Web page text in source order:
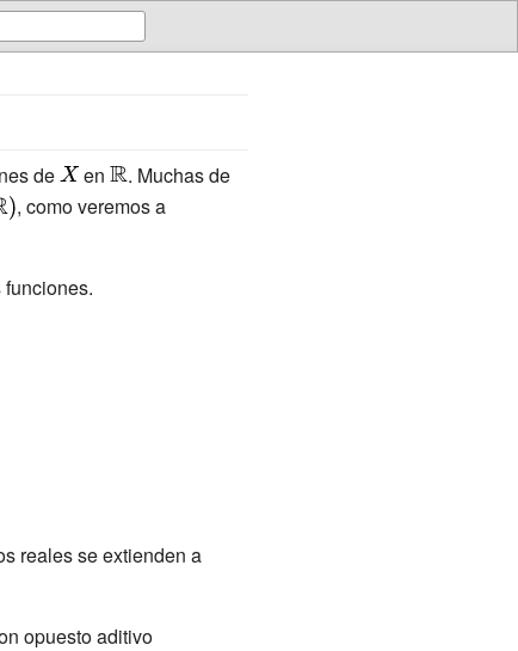
de{\displaystyle
X}
en{\displaystyle
\mathbb {R} }
. Muchas de
{R}
, como veremos a
reales se extienden a{\displaystyle
opuesto aditivo{\displaystyle